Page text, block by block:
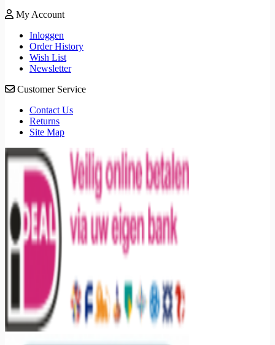
My Account
Inloggen
Order History
Wish List
Newsletter
Customer Service
Contact Us
Returns
Site Map